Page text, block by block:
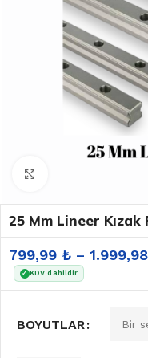
25 Mm Lineer Kızak
799,99 ₺ – 1.999,98
✓ KDV dahildir
BOYUTLAR